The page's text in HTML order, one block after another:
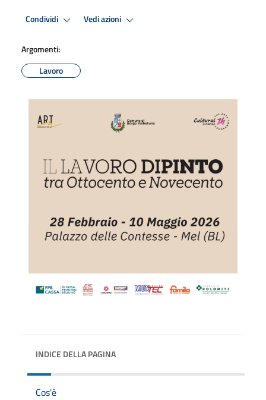
Condividi Vedi azioni
Argomenti:
Lavoro
INDICE DELLA PAGINA
Cos'è